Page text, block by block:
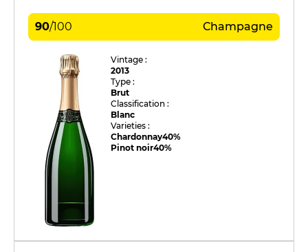
90/100 Champagne
Vintage :
2013
Type :
Brut
Classification :
Blanc
Varieties :
Chardonnay40%
Pinot noir40%